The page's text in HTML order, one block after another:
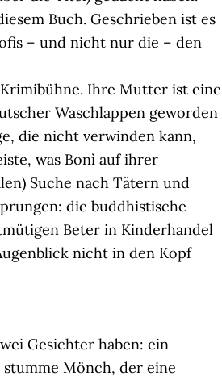
Buch. Geschrieben ist es
– und nicht nur die – den
Ihre Mutter ist eine
Waschlappen geworden
die nicht verwinden kann,
was Bonì auf ihrer
Suche nach Tätern und
die buddhistische
Beter in Kinderhandel
nicht in den Kopf
Gesichter haben: ein
Mönch, der eine